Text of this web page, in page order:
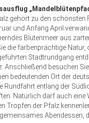
gehört zu den
und Anfang April
Blütenmeer aus
die farbenprächtige
Stadtrundgang
Anschließend besuchen
bedeutenden Ort der
Rundfahrt entlang der
Natürlich darf auch
Tropfen der Pfalz
Abendessen,